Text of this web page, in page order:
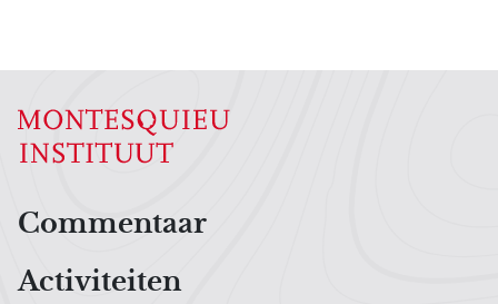
Hoofdnavigatiemenu
Commentaar
Activiteiten